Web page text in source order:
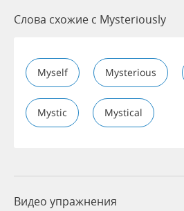
Слова схожие с Mysteriously
Myself Mysterious
Mystic Mystical
Видео упражнения